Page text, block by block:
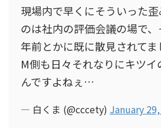
現場内で早くにそういった
のは社内の評価会議の場で
年前とかに既に散見されてま
M側も日々それなりにキツ
んですよねぇ…
— 白くま (@cccety) January